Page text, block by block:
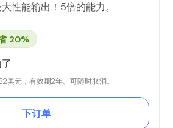
性能输出！5倍的能力。
20%
美元，有效期2年。可随时取消。
下订单